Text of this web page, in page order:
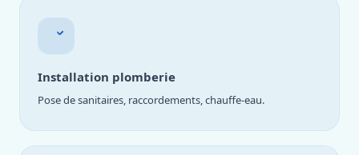
Installation plomberie
Pose de sanitaires, raccordements, chauffe-eau.